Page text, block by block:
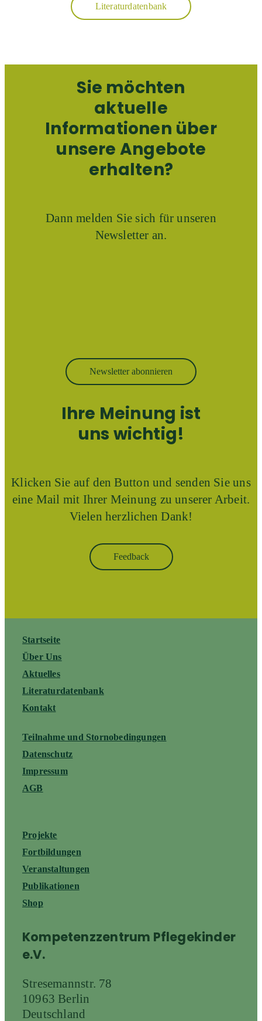
Literaturdatenbank
Sie möchten
aktuelle
Informationen über
unsere Angebote
erhalten?
Dann melden Sie sich für unseren
Newsletter an.
Newsletter abonnieren
Ihre Meinung ist
uns wichtig!
Klicken Sie auf den Button und senden Sie uns
eine Mail mit Ihrer Meinung zu unserer Arbeit.
Vielen herzlichen Dank!
Feedback
Startseite
Über Uns
Aktuelles
Literaturdatenbank
Kontakt
Teilnahme und Stornobedingungen
Datenschutz
Impressum
AGB
Projekte
Fortbildungen
Veranstaltungen
Publikationen
Shop
Kompetenzzentrum Pflegekinder
e.V.
Stresemannstr. 78
10963 Berlin
Deutschland